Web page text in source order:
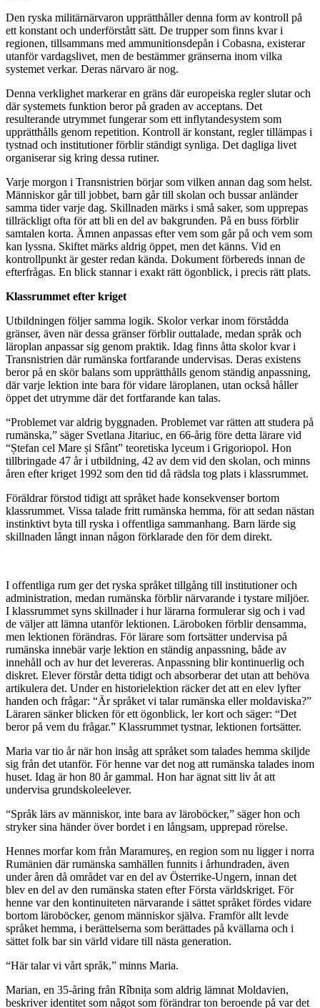
Den ryska militärnärvaron upprätthåller denna form av kontroll på
ett konstant och underförstått sätt. De trupper som finns kvar i
regionen, tillsammans med ammunitionsdepån i Cobasna, existerar
utanför vardagslivet, men de bestämmer gränserna inom vilka
systemet verkar. Deras närvaro är nog.
Denna verklighet markerar en gräns där europeiska regler slutar och
där systemets funktion beror på graden av acceptans. Det
resulterande utrymmet fungerar som ett inflytandesystem som
upprätthålls genom repetition. Kontroll är konstant, regler tillämpas i
tystnad och institutioner förblir ständigt synliga. Det dagliga livet
organiserar sig kring dessa rutiner.
Varje morgon i Transnistrien börjar som vilken annan dag som helst.
Människor går till jobbet, barn går till skolan och bussar anländer
samma tider varje dag. Skillnaden märks i små saker, som upprepas
tillräckligt ofta för att bli en del av bakgrunden. På en buss förblir
samtalen korta. Ämnen anpassas efter vem som går på och vem som
kan lyssna. Skiftet märks aldrig öppet, men det känns. Vid en
kontrollpunkt är gester redan kända. Dokument förbereds innan de
efterfrågas. En blick stannar i exakt rätt ögonblick, i precis rätt plats.
Klassrummet efter kriget
Utbildningen följer samma logik. Skolor verkar inom förstådda
gränser, även när dessa gränser förblir outtalade, medan språk och
läroplan anpassar sig genom praktik. Idag finns åtta skolor kvar i
Transnistrien där rumänska fortfarande undervisas. Deras existens
beror på en skör balans som upprätthålls genom ständig anpassning,
där varje lektion inte bara för vidare läroplanen, utan också håller
öppet det utrymme där det fortfarande kan talas.
“Problemet var aldrig byggnaden. Problemet var rätten att studera på
rumänska,” säger Svetlana Jitariuc, en 66-årig före detta lärare vid
“Ștefan cel Mare și Sfânt” teoretiska lyceum i Grigoriopol. Hon
tillbringade 47 år i utbildning, 42 av dem vid den skolan, och minns
åren efter kriget 1992 som den tid då rädsla tog plats i klassrummet.
Föräldrar förstod tidigt att språket hade konsekvenser bortom
klassrummet. Vissa talade fritt rumänska hemma, för att sedan nästan
instinktivt byta till ryska i offentliga sammanhang. Barn lärde sig
skillnaden långt innan någon förklarade den för dem direkt.
I offentliga rum ger det ryska språket tillgång till institutioner och
administration, medan rumänska förblir närvarande i tystare miljöer.
I klassrummet syns skillnader i hur lärarna formulerar sig och i vad
de väljer att lämna utanför lektionen. Läroboken förblir densamma,
men lektionen förändras. För lärare som fortsätter undervisa på
rumänska innebär varje lektion en ständig anpassning, både av
innehåll och av hur det levereras. Anpassning blir kontinuerlig och
diskret. Elever förstår detta tidigt och absorberar det utan att behöva
artikulera det. Under en historielektion räcker det att en elev lyfter
handen och frågar: “Är språket vi talar rumänska eller moldaviska?”
Läraren sänker blicken för ett ögonblick, ler kort och säger: “Det
beror på vem du frågar.” Klassrummet tystnar, lektionen fortsätter.
Maria var tio år när hon insåg att språket som talades hemma skiljde
sig från det utanför. För henne var det nog att rumänska talades inom
huset. Idag är hon 80 år gammal. Hon har ägnat sitt liv åt att
undervisa grundskoleelever.
“Språk lärs av människor, inte bara av läroböcker,” säger hon och
stryker sina händer över bordet i en långsam, upprepad rörelse.
Hennes morfar kom från Maramureș, en region som nu ligger i norra
Rumänien där rumänska samhällen funnits i århundraden, även
under åren då området var en del av Österrike-Ungern, innan det
blev en del av den rumänska staten efter Första världskriget. För
henne var den kontinuiteten närvarande i sättet språket fördes vidare
bortom läroböcker, genom människor själva. Framför allt levde
språket hemma, i berättelserna som berättades på kvällarna och i
sättet folk bar sin värld vidare till nästa generation.
“Här talar vi vårt språk,” minns Maria.
Marian, en 35-åring från Rîbnița som aldrig lämnat Moldavien,
beskriver identitet som något som förändrar ton beroende på var det